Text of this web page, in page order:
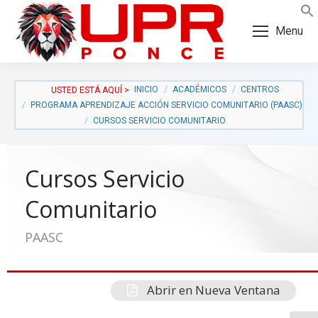
Skip
Content
Skip
navigation
Menu
INICIO ACADÉMICOS
CENTROS
PROGRAMA APRENDIZAJE ACCIÓN SERVICIO COMUNITARIO (PAASC)
CURSOS SERVICIO COMUNITARIO
Cursos Servicio
Comunitario
PAASC
Abrir en Nueva Ventana